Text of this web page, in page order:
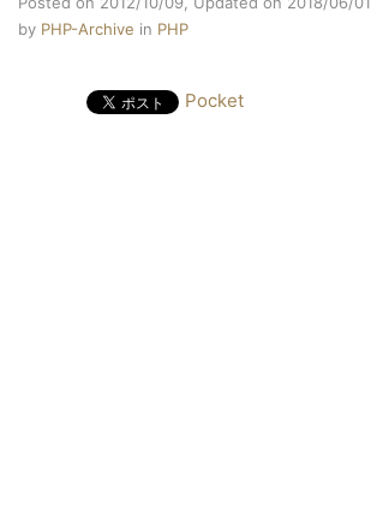
by PHP-Archive in PHP
Pocket